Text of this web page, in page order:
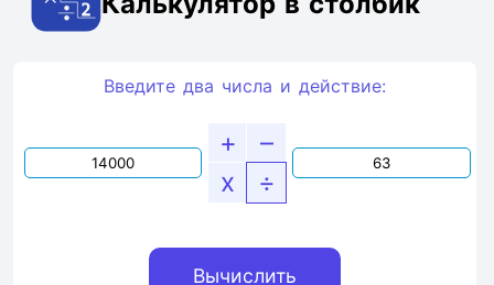
Введите два числа и действие:
+
–
x
÷